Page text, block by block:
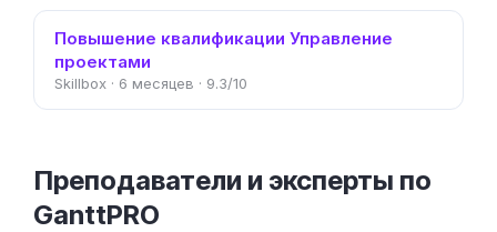
Повышение квалификации Управление
проектами
Skillbox · 6 месяцев · 9.3/10
Преподаватели и эксперты по
GanttPRO